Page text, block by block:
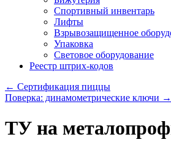
Спортивный инвентарь
Лифты
Взрывозащищенное
Упаковка
Световое оборудование
Реестр штрих-кодов
← Сертификация пиццы
Поверка: динамометрические ключи →
ТУ на